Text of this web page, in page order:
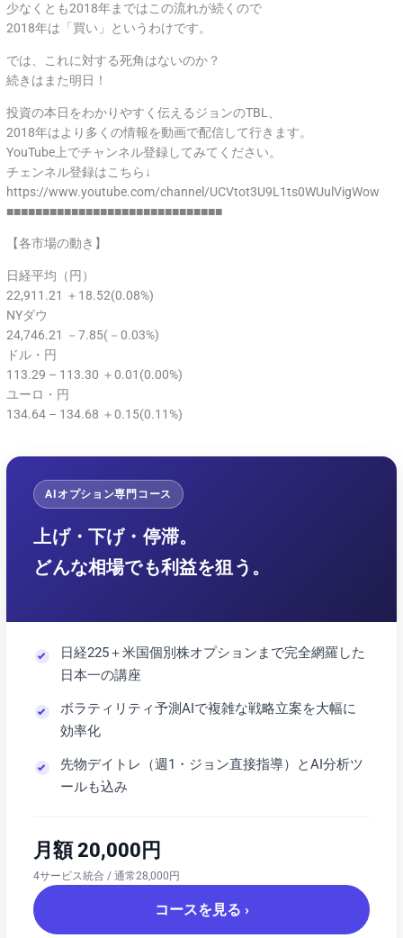
少なくとも2018年まではこの流れが続くので
2018年は「買い」というわけです。
では、これに対する死角はないのか？
続きはまた明日！
投資の本日をわかりやすく伝えるジョンのTBL、
2018年はより多くの情報を動画で配信して行きます。
YouTube上でチャンネル登録してみてください。
チェンネル登録はこちら↓
https://www.youtube.com/channel/UCVtot3U9L1ts0WUulVigWow
■■■■■■■■■■■■■■■■■■■■■■■■■■■■■■
【各市場の動き】
日経平均（円）
22,911.21 ＋18.52(0.08%)
NYダウ
24,746.21 －7.85(－0.03%)
ドル・円
113.29 – 113.30 ＋0.01(0.00%)
ユーロ・円
134.64 – 134.68 ＋0.15(0.11%)
AIオプション専門コース
上げ・下げ・停滞。
どんな相場でも利益を狙う。
日経225＋米国個別株オプションまで完全網羅した
日本一の講座
ボラティリティ予測AIで複雑な戦略立案を大幅に
効率化
先物デイトレ（週1・ジョン直接指導）とAI分析ツ
ールも込み
月額 20,000円
4サービス統合 / 通常28,000円
コースを見る ›